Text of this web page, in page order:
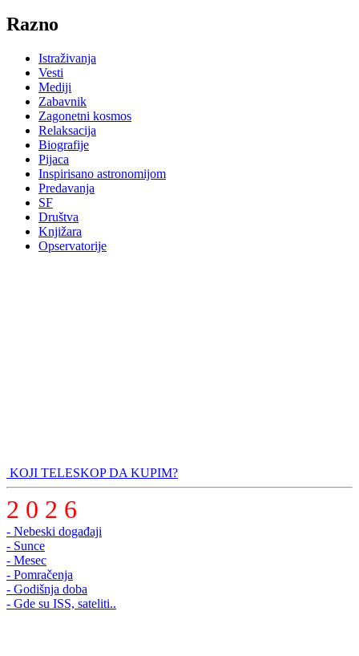
Razno
Istraživanja
Vesti
Mediji
Zabavnik
Zagonetni kosmos
Relaksacija
Biografije
Pijaca
Inspirisano astronomijom
Predavanja
SF
Društva
Knjižara
Opservatorije
KOJI TELESKOP DA KUPIM?
2 0 2 6
- Nebeski događaji
- Sunce
- Mesec
- Pomračenja
- Godišnja doba
- Gde su ISS, sateliti..